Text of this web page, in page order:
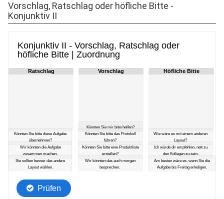
Vorschlag, Ratschlag oder höfliche Bitte -
Konjunktiv II